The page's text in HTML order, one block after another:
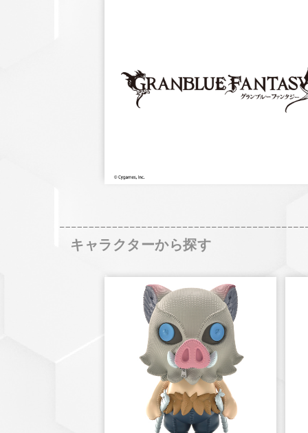
キャラクターから探す